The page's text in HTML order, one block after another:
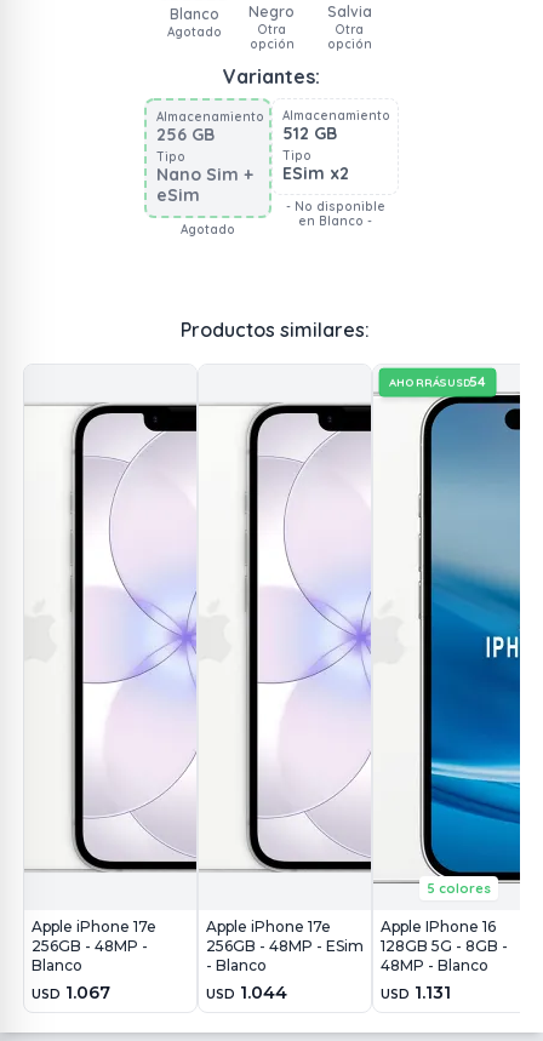
Blanco
Agotado
Negro
Otra
opción
Salvia
Otra
opción
Variantes:
Almacenamiento
256 GB
Tipo
Nano Sim +
eSim
Agotado
Almacenamiento
512 GB
Tipo
ESim x2
- No disponible
en Blanco -
Productos similares:
Apple iPhone 17e
256GB - 48MP -
Blanco
USD 1.067
Apple iPhone 17e
256GB - 48MP - ESim
- Blanco
USD 1.044
AHORRÁSUSD54
5 colores
Apple IPhone 16
128GB 5G - 8GB -
48MP - Blanco
USD 1.131